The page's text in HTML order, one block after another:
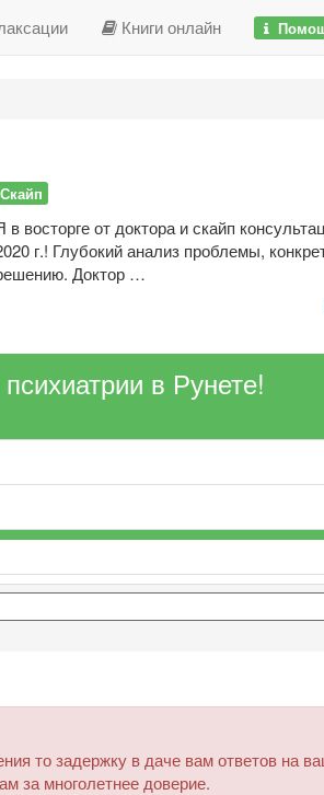
Книги онлайн
Скайп
в восторге от доктора и скайп
г.! Глубокий анализ проблемы,
Доктор …
в Рунете!
то задержку в даче вам ответов на
за многолетнее доверие.